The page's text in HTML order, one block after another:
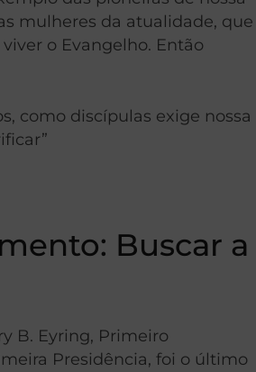
mulheres da atualidade, que
o Evangelho. Então
como discípulas exige nossa
Buscar a
B. Eyring, Primeiro
Presidência, foi o último